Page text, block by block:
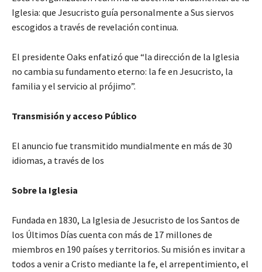
Iglesia: que Jesucristo guía personalmente a Sus siervos
escogidos a través de revelación continua.
El presidente Oaks enfatizó que “la dirección de la Iglesia
no cambia su fundamento eterno: la fe en Jesucristo, la
familia y el servicio al prójimo”.
Transmisión y acceso Público
El anuncio fue transmitido mundialmente en más de 30
idiomas, a través de los
Sobre la Iglesia
Fundada en 1830, La Iglesia de Jesucristo de los Santos de
los Últimos Días cuenta con más de 17 millones de
miembros en 190 países y territorios. Su misión es invitar a
todos a venir a Cristo mediante la fe, el arrepentimiento, el